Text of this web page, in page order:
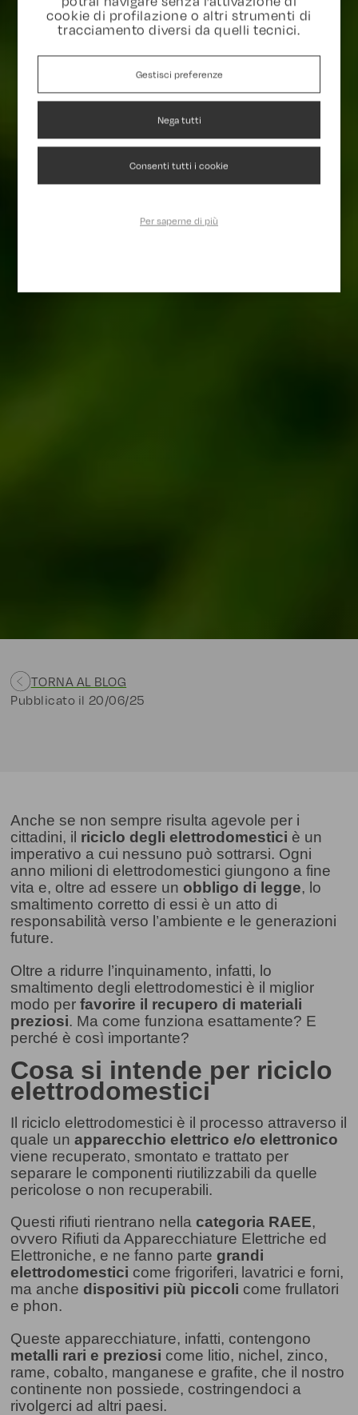
TORNA AL BLOG
Pubblicato il 20/06/25
Anche se non sempre risulta agevole per i
cittadini, il riciclo degli elettrodomestici è un
imperativo a cui nessuno può sottrarsi. Ogni
anno milioni di elettrodomestici giungono a fine
vita e, oltre ad essere unobbligo di legge, lo
smaltimento corretto di essi è un atto di
responsabilità verso l’ambiente e le generazioni
future.
Oltre a ridurre l’inquinamento, infatti, lo
smaltimento degli elettrodomestici è il miglior
modo perfavorire il recupero di materiali
preziosi. Ma come funziona esattamente? E
perché è così importante?
Cosa si intende per riciclo
elettrodomestici
Il riciclo elettrodomestici è il processo attraverso il
quale unapparecchio elettrico e/o elettronico
viene recuperato, smontato e trattato per
separare le componenti riutilizzabili da quelle
pericolose o non recuperabili.
Questi rifiuti rientrano nellacategoria RAEE,
ovvero Rifiuti da Apparecchiature Elettriche ed
Elettroniche, e ne fanno parte grandi
elettrodomestici come frigoriferi, lavatrici e forni,
ma anche dispositivi più piccoli come frullatori
e phon.
Queste apparecchiature, infatti, contengono
metalli rari e preziosi come litio, nichel, zinco,
rame, cobalto, manganese e grafite, che il nostro
continente non possiede, costringendoci a
rivolgerci ad altri paesi.
cookie di profilazione o altri strumenti di
tracciamento diversi da quelli tecnici.
Gestisci preferenze
Nega tutti
Consenti tutti i cookie
Per saperne di più